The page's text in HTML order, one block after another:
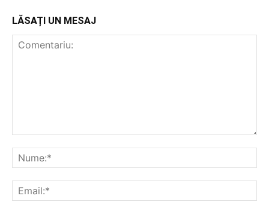
LĂSAȚI UN MESAJ